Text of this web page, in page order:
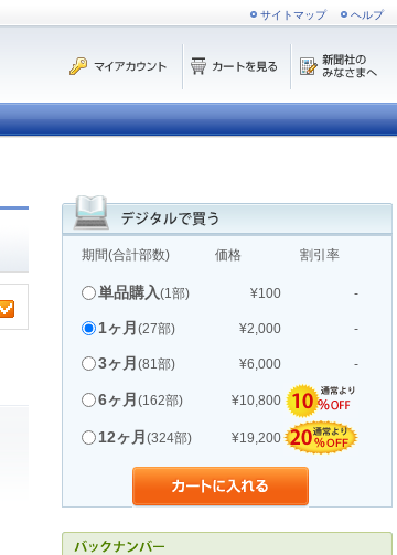
サイトマップ ヘルプ
期間(合計部数) 価格 割引率
単品購入(1部) ¥100 -
1ヶ月 (27部) ¥2,000 -
3ヶ月 (81部) ¥6,000 -
6ヶ月 (162部) ¥10,800
12ヶ月 (324部) ¥19,200